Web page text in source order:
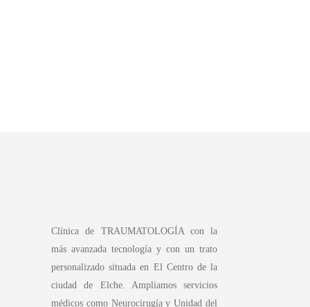
Clínica de TRAUMATOLOGÍA con la
más avanzada tecnología y con un trato
personalizado situada en El Centro de la
ciudad de Elche. Ampliamos servicios
médicos como Neurocirugía y Unidad del